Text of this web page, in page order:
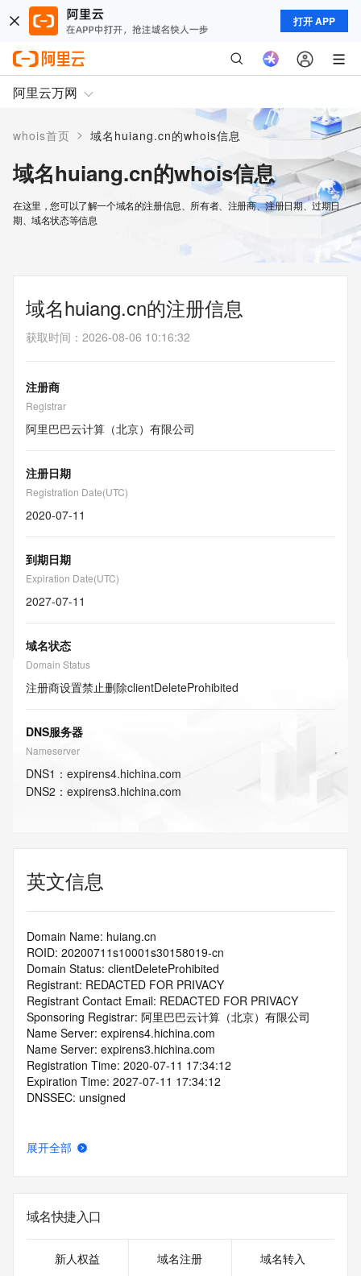
打开 APP
阿里云万网
whois首页 > 域名huiang.cn的whois信息
域名huiang.cn的whois信息
在这里，您可以了解一个域名的注册信息、所有者、注册商、注册日期、过期日
期、域名状态等信息
域名huiang.cn的注册信息
获取时间 ： 2026-08-06 10:16:32
注册商
Registrar
阿里巴巴云计算（北京）有限公司
注册日期
Registration Date(UTC)
2020-07-11
到期日期
Expiration Date(UTC)
2027-07-11
域名状态
Domain Status
注册商设置禁止删除clientDeleteProhibited
DNS服务器
Nameserver
DNS1 ： expirens4.hichina.com
DNS2 ： expirens3.hichina.com
英文信息
Domain Name: huiang.cn
ROID: 20200711s10001s30158019-cn
Domain Status: clientDeleteProhibited
Registrant: REDACTED FOR PRIVACY
Registrant Contact Email: REDACTED FOR PRIVACY
Sponsoring Registrar: 阿里巴巴云计算（北京）有限公司
Name Server: expirens4.hichina.com
Name Server: expirens3.hichina.com
Registration Time: 2020-07-11 17:34:12
Expiration Time: 2027-07-11 17:34:12
DNSSEC: unsigned
展开全部
域名快捷入口
新人权益 域名注册 域名转入